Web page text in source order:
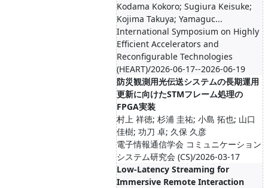
Kodama Kokoro; Sugiura Keisuke;
Kojima Takuya; Yamaguc...
International Symposium on Highly
Efficient Accelerators and
Reconfigurable Technologies
(HEART)/2026-06-17--2026-06-19
防災観測用光伝送システムの長期運用
更新に向けたSTMフレーム処理の
FPGA実装
村上 祥徳; 杉浦 圭祐; 小島 拓也; 山口
佳樹; 功刀 卓; 久保 久彦
電子情報通信学会 コミュニケーション
システム研究会 (CS)/2026-03-17
Low-Latency Streaming for
Immersive Remote Interaction